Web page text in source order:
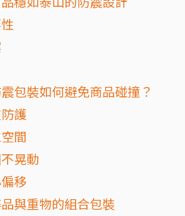
包裝如何避免商品碰撞？
護
間
晃動
移
與重物的組合包裝